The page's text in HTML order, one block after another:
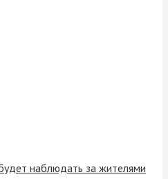
наблюдать за жителями